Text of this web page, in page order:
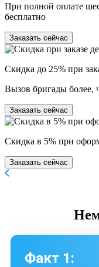
При полной оплате
бесплатно
Заказать сейчас
Скидка до 25% при
Вызов бригады более,
Заказать сейчас
Скидка в 5% при
Заказать сейчас
Факт 1: